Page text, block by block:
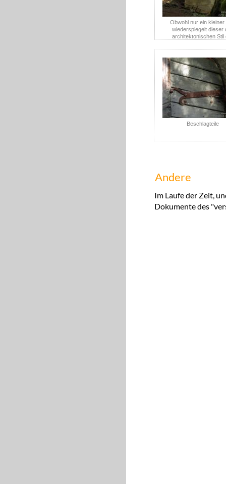
Obwohl nur ein kleiner
wiederspiegelt dieser
architektonischen Stil
Beschlagteile
Andere
Im Laufe der Zeit,
Dokumente des